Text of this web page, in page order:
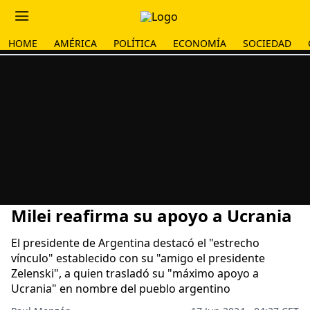
HOME AMÉRICA POLÍTICA ECONOMÍA SOCIEDAD
Milei reafirma su apoyo a Ucrania
El presidente de Argentina destacó el "estrecho
vínculo" establecido con su "amigo el presidente
Zelenski", a quien trasladó su "máximo apoyo a
Ucrania" en nombre del pueblo argentino